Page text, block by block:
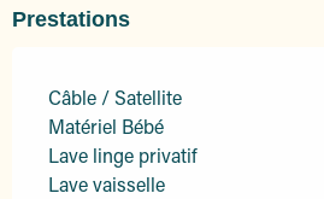
Prestations
Câble / Satellite
Matériel Bébé
Lave linge privatif
Lave vaisselle